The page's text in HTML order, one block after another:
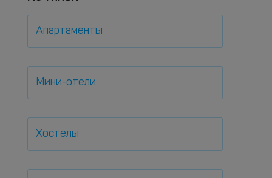
Апартаменты
Мини-отели
Хостелы